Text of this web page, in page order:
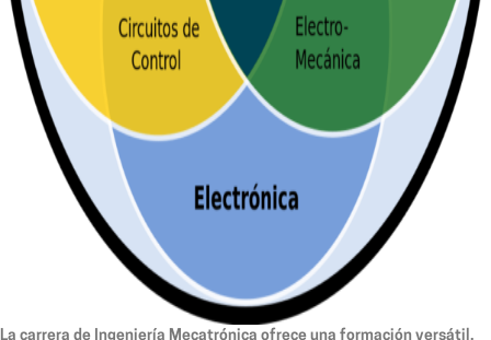
La carrera de Ingeniería Mecatrónica ofrece una formación versátil,